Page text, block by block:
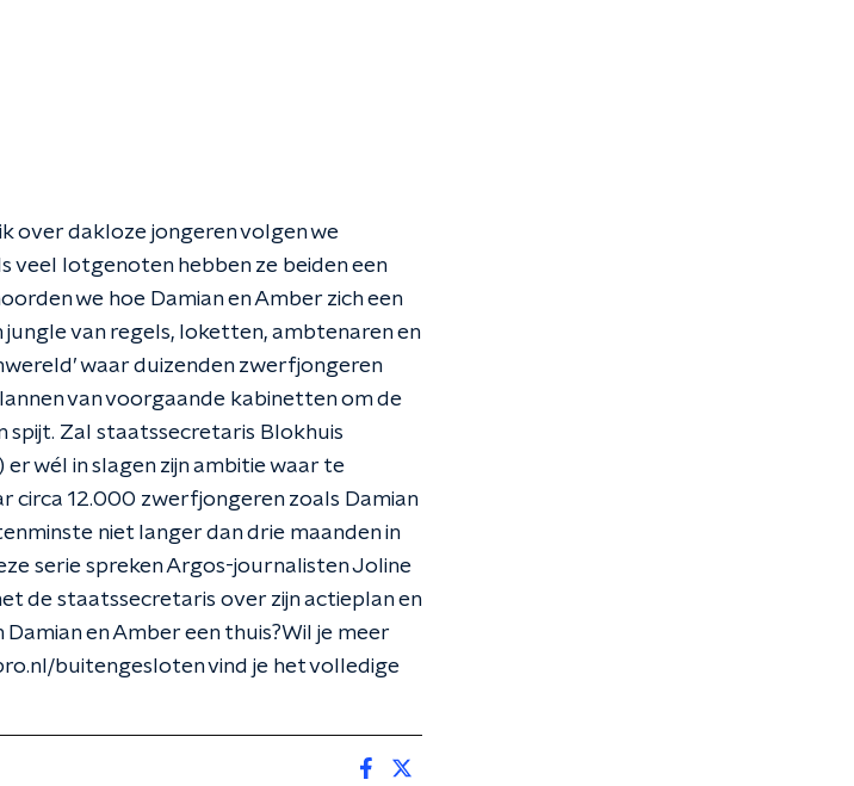
over dakloze jongeren volgen we
veel lotgenoten hebben ze beiden een
we hoe Damian en Amber zich een
van regels, loketten, ambtenaren en
waar duizenden zwerfjongeren
van voorgaande kabinetten om de
Zal staatssecretaris Blokhuis
wél in slagen zijn ambitie waar te
circa 12.000 zwerfjongeren zoals Damian
niet langer dan drie maanden in
serie spreken Argos-journalisten Joline
de staatssecretaris over zijn actieplan en
en Amber een thuis?Wil je meer
buitengesloten vind je het volledige